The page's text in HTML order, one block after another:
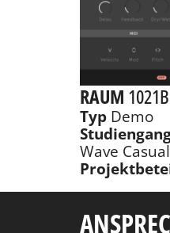
RAUM 1021B
TypDemo
Wave Casual